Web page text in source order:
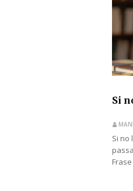
Si
Si no